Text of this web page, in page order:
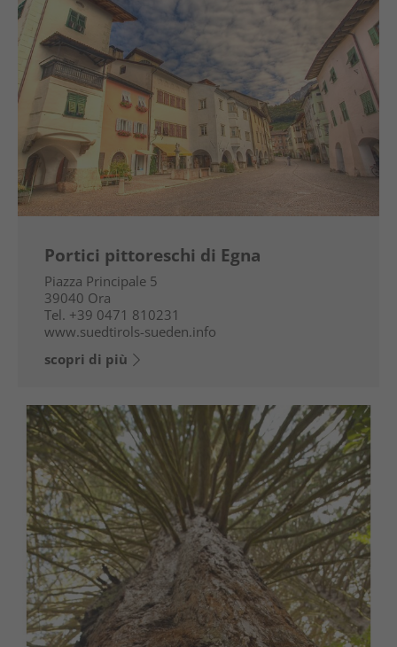
Portici pittoreschi di Egna
Piazza Principale 5
39040 Ora
Tel. +39 0471 810231
www.suedtirols-sueden.info
scopri di più